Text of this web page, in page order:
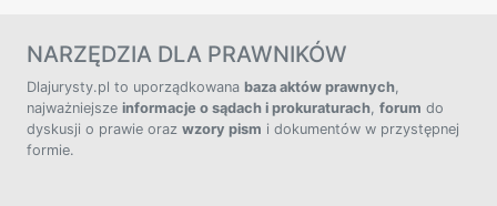
NARZĘDZIA DLA PRAWNIKÓW
Dlajurysty.pl to uporządkowana baza aktów prawnych,
najważniejsze informacje o sądach i prokuraturach, forum do
dyskusji o prawie oraz wzory pism i dokumentów w przystępnej
formie.